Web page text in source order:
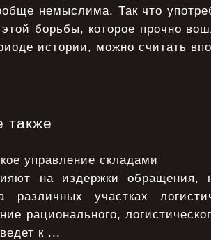
немыслима. Так что
борьбы, которое прочно
истории, можно считать
также
управление складами
на издержки обращения,
различных участках
рационального,
к ...